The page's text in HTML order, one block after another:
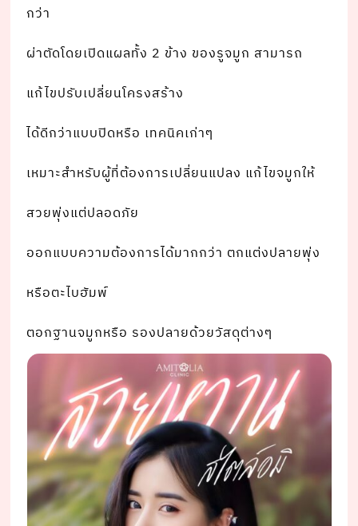
กว่า⠀⠀ ⠀⠀⠀⠀⠀⠀⠀⠀⠀ ⠀⠀
ผ่าตัดโดยเปิดแผลทั้ง 2 ข้าง ของรูจมูก สามารถ
แก้ไขปรับเปลี่ยนโครงสร้าง
ได้ดีกว่าแบบปิดหรือ เทคนิคเก่าๆ
เหมาะสำหรับผู้ที่ต้องการเปลี่ยนแปลง แก้ไขจมูกให้
สวยพุ่งแต่ปลอดภัย⠀⠀ ⠀⠀⠀⠀⠀⠀⠀⠀⠀ ⠀⠀
ออกแบบความต้องการได้มากกว่า ตกแต่งปลายพุ่ง
หรือตะไบฮัมพ์
ตอกฐานจมูกหรือ รองปลายด้วยวัสดุต่างๆ